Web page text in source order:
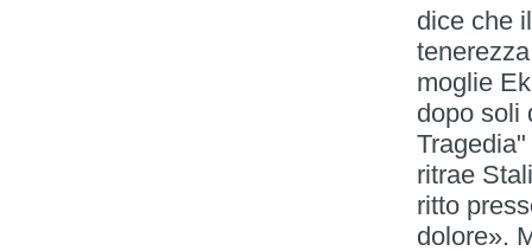
dice che
moglie
dopo soli
ritrae
ritto
dolore».